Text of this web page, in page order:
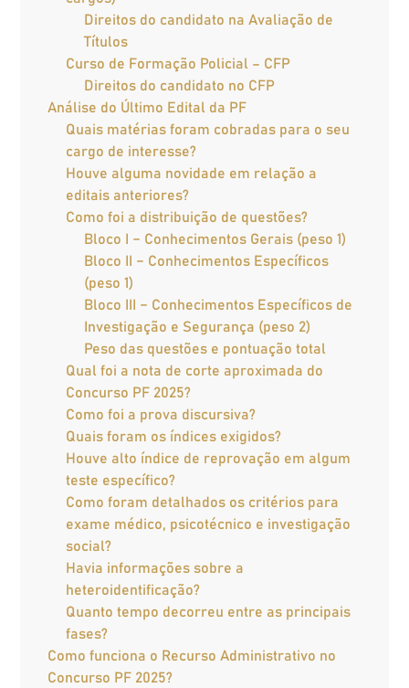
Direitos do candidato na Avaliação de
Títulos
Curso de Formação Policial – CFP
Direitos do candidato no CFP
Análise do Último Edital da PF
Quais matérias foram cobradas para o seu
cargo de interesse?
Houve alguma novidade em relação a
editais anteriores?
Como foi a distribuição de questões?
Bloco I – Conhecimentos Gerais (peso 1)
Bloco II – Conhecimentos Específicos
(peso 1)
Bloco III – Conhecimentos Específicos de
Investigação e Segurança (peso 2)
Peso das questões e pontuação total
Qual foi a nota de corte aproximada do
Concurso PF 2025?
Como foi a prova discursiva?
Quais foram os índices exigidos?
Houve alto índice de reprovação em algum
teste específico?
Como foram detalhados os critérios para
exame médico, psicotécnico e investigação
social?
Havia informações sobre a
heteroidentificação?
Quanto tempo decorreu entre as principais
fases?
Como funciona o Recurso Administrativo no
Concurso PF 2025?